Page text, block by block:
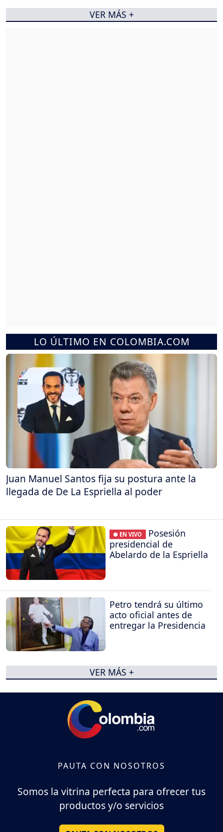
LO ÚLTIMO EN COLOMBIA.COM
Juan Manuel Santos fija su postura ante la
llegada de De La Espriella al poder
● EN VIVO
Posesión
presidencial de
Abelardo de la Espriella
Petro tendrá su último
acto oficial antes de
entregar la Presidencia
VER MÁS +
VER MÁS +
PAUTA CON NOSOTROS
Somos la vitrina perfecta para ofrecer tus
productos y/o servicios